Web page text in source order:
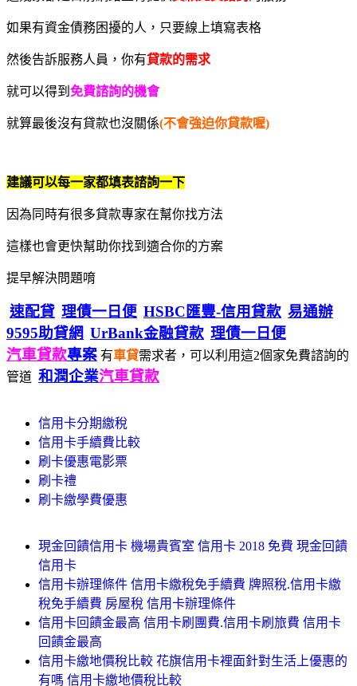
如果有資金債務困擾的人，只要線上填寫表格
然後告訴服務人員，你有貸款的需求
就可以得到 免費諮詢的機會
就算最後沒有貸款也沒關係(不會強迫你貸款喔)
建議可以每一家都填表諮詢一下
因為同時有很多貸款專家在幫你找方法
這樣也會更快幫助你找到適合你的方案
提早解決問題唷
速配貸 理債一日便 HSBC匯豐-信用貸款 易通辦
9595助貸網 UrBank金融貸款 理債一日便
汽車貸款專案 有車貸需求者，可以利用這2個家免費諮詢的
管道 和潤企業汽車貸款
信用卡分期繳稅
信用卡手續費比較
刷卡優惠電影票
刷卡禮
刷卡繳學費優惠
現金回饋信用卡 機場貴賓室 信用卡 2018 免費 現金回饋
信用卡
信用卡辦理條件 信用卡繳稅免手續費 牌照稅.信用卡繳
稅免手續費 房屋稅 信用卡辦理條件
信用卡回饋金最高 信用卡刷團費.信用卡刷旅費 信用卡
回饋金最高
信用卡繳地價稅比較 花旗信用卡裡面針對生活上優惠的
有嗎 信用卡繳地價稅比較